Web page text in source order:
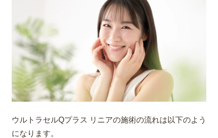
ウルトラセルQプラス リニアの施術の流れは以下のよう
になります。